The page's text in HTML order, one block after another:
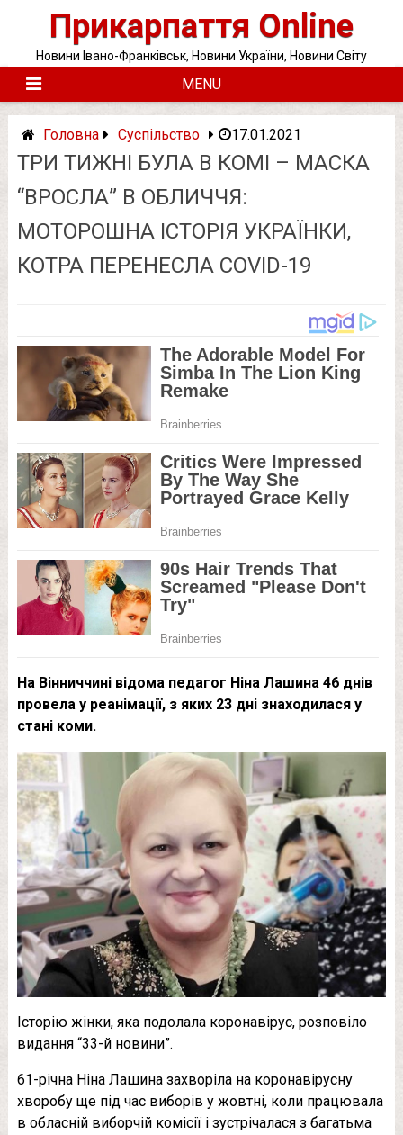
Прикарпаття Online
Новини Івано-Франківськ, Новини України, Новини Світу
MENU
Головна Суспільство 17.01.2021
ТРИ ТИЖНІ БУЛА В КОМІ – МАСКА
“ВРОСЛА” В ОБЛИЧЧЯ:
МОТОРОШНА ІСТОРІЯ УКРАЇНКИ,
КОТРА ПЕРЕНЕСЛА COVID-19
На Вінниччині відома педагог Ніна Лашина 46 днів
провела у реанімації, з яких 23 дні знаходилася у
стані коми.
Історію жінки, яка подолала коронавірус, розповіло
видання “33-й новини”.
61-річна Ніна Лашина захворіла на коронавірусну
хворобу ще під час виборів у жовтні, коли працювала
в обласній виборчій комісії і зустрічалася з багатьма